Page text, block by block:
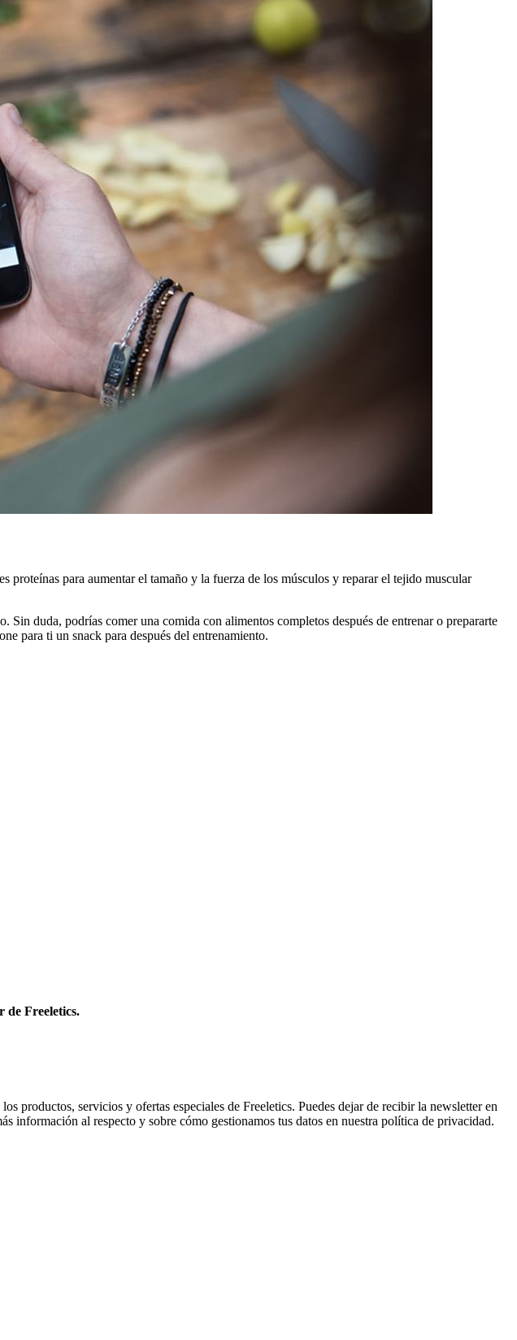
proteínas para aumentar el tamaño y la fuerza de los músculos y reparar el tejido muscular
duda, podrías comer una comida con alimentos completos después de entrenar o prepararte
para ti un snack para después del entrenamiento.
de Freeletics.
productos, servicios y ofertas especiales de Freeletics. Puedes dejar de recibir la newsletter en
información al respecto y sobre cómo gestionamos tus datos en nuestra política de privacidad.